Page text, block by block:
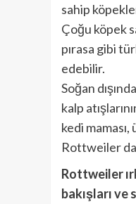
sahip
Çoğu köpek
pırasa gibi
edebilir.
Soğan
kalp
kedi
Rottweiler
Rottweiler
bakışları